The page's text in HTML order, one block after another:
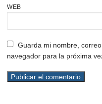
WEB
Guarda mi nombre,
navegador para la próxima